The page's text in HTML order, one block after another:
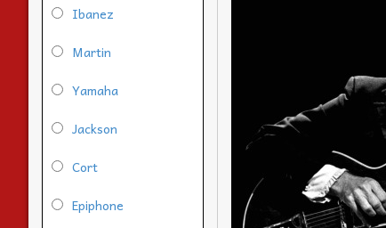
Ibanez
Martin
Yamaha
Jackson
Cort
Epiphone